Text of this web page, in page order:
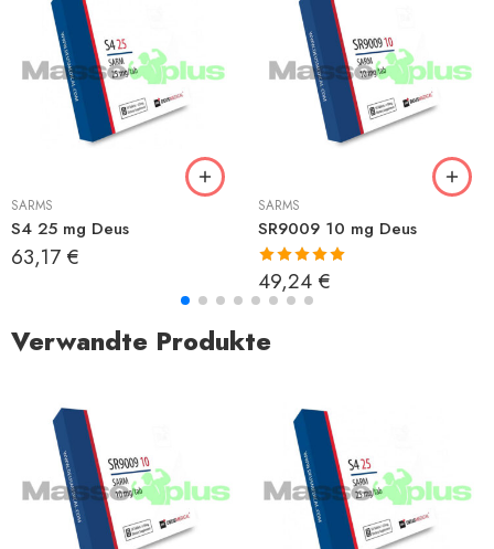
SARMS
S4 25 mg Deus
63,17 €
SARMS
SR9009 10 mg Deus
Bewertet mit
5.00von 5
49,24 €
Verwandte Produkte